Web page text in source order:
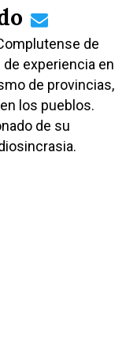
de
experiencia en
de provincias,
los pueblos.
de su
Cuenca
Guadalajara
Talavera
Ambiente
Rural